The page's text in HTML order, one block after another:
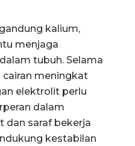
kalium,
menjaga
tubuh. Selama
cairan meningkat
elektrolit perlu
dalam
saraf bekerja
kestabilan